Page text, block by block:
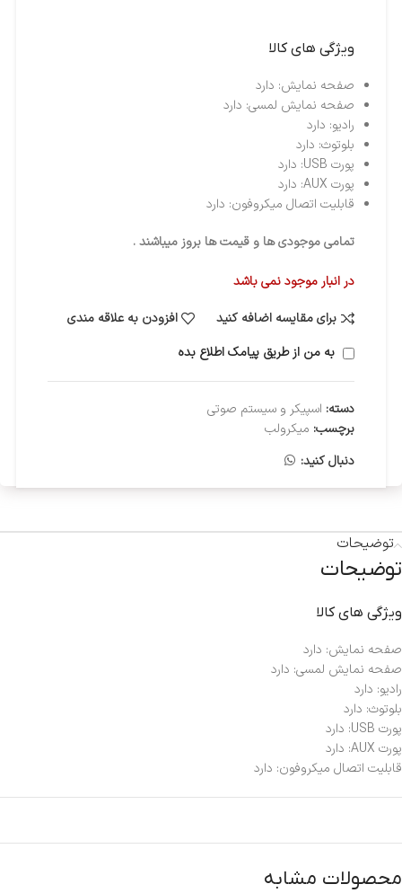
ویژگی های کالا
صفحه نمایش: دارد
صفحه نمایش لمسی: دارد
رادیو: دارد
بلوتوث: دارد
پورت USB: دارد
پورت AUX: دارد
قابلیت اتصال میکروفون: دارد
تمامی موجودی ها و قیمت ها بروز میباشند .
در انبار موجود نمی باشد
برای مقایسه اضافه کنید
افزودن به علاقه مندی
به من از طریق پیامک اطلاع بده
دسته: اسپیکر و سیستم صوتی
برچسب: میکرولب
دنبال کنید:
توضیحات
توضیحات
ویژگی های کالا
صفحه نمایش: دارد
صفحه نمایش لمسی: دارد
رادیو: دارد
بلوتوث: دارد
پورت USB: دارد
پورت AUX: دارد
قابلیت اتصال میکروفون: دارد
محصولات مشابه